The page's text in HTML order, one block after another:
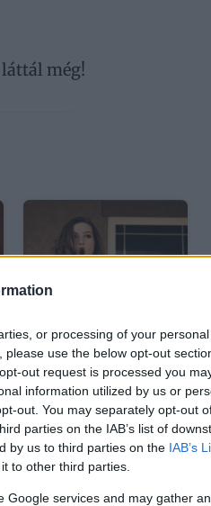
or processing of your
use the below opt-out
out request is processed you
information utilized by us or
out. You may separately opt-out
parties on the IAB’s list of
by us to third parties on the IAB’s
to other third parties.
Google services and may gather
még!
„Érdekelt már
pasit, hogy nem
mostál hajat?” –
Amin csak a nők
képesek aggódni